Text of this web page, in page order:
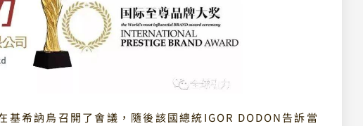
基希訥烏召開了會議，隨後該國總統IGOR DODON告訴當